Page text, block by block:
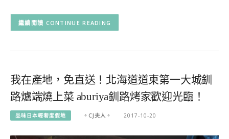
CONTINUE READING
我在產地，免直送！北海道道東第一大城釧
路爐端燒上菜 aburiya釧路烤家歡迎光臨！
品味日本輕奢度假地 。CJ夫人。 2017-10-20